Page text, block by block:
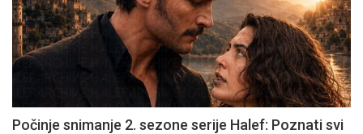
Počinje snimanje 2. sezone serije Halef: Poznati svi